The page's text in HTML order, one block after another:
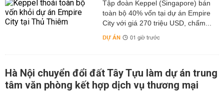
Tập đoàn Keppel (Singapore) bán
toàn bộ 40% vốn tại dự án Empire
City với giá 270 triệu USD, chấm...
DỰ ÁN 01 giờ trước
Hà Nội chuyển đổi đất Tây Tựu làm dự án trung
tâm văn phòng kết hợp dịch vụ thương mại